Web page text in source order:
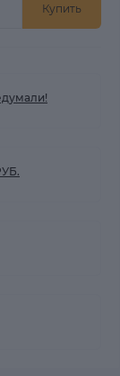
Купить